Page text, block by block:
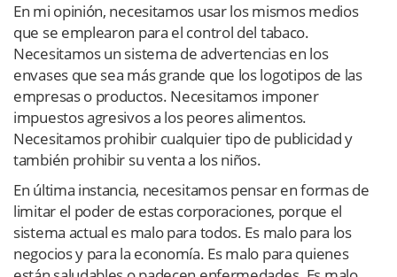
En mi opinión, necesitamos usar los mismos medios
que se emplearon para el control del tabaco.
Necesitamos un sistema de advertencias en los
envases que sea más grande que los logotipos de las
empresas o productos. Necesitamos imponer
impuestos agresivos a los peores alimentos.
Necesitamos prohibir cualquier tipo de publicidad y
también prohibir su venta a los niños.
En última instancia, necesitamos pensar en formas de
limitar el poder de estas corporaciones, porque el
sistema actual es malo para todos. Es malo para los
negocios y para la economía. Es malo para quienes